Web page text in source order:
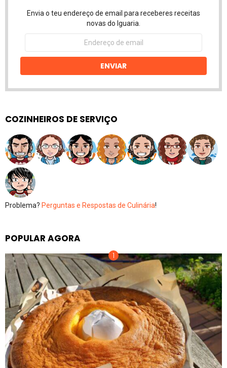
Envia o teu endereço de email para receberes receitas
novas do Iguaria.
Endereço
email
ENVIAR
COZINHEIROS DE SERVIÇO
Problema? Perguntas e Respostas de Culinária!
POPULAR AGORA